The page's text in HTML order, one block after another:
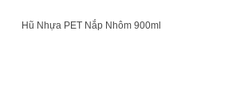
Hũ Nhựa PET Nắp Nhôm 900ml